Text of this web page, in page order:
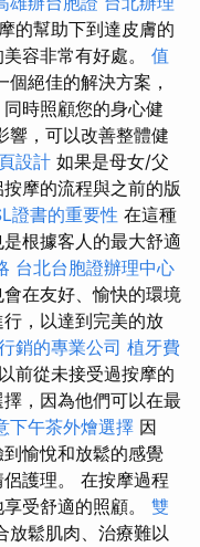
的幫助下到達皮膚的
容非常有好處。 值
絕佳的解決方案，
時照顧您的身心健
響，可以改善整體健
設計 如果是母女/父
摩的流程與之前的版
證書的重要性 在這種
根據客人的最大舒適
台北台胞證辦理中心
在友好、愉快的環境
，以達到完美的放
銷的專業公司 植牙費
前從未接受過按摩的​​
，因為他們可以在最
下午茶外燴選擇 因
愉悅和放鬆的感覺
護理。 在按摩過程
受舒適的照顧。 雙
放鬆肌肉、治療難以